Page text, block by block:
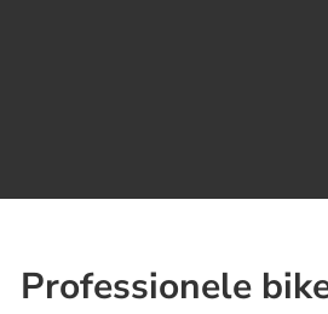
Professionele